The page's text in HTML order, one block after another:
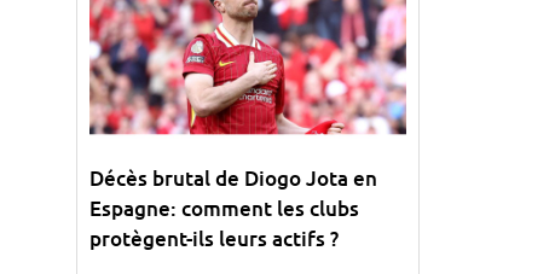
Décès brutal de Diogo Jota en
Espagne: comment les clubs
protègent-ils leurs actifs ?